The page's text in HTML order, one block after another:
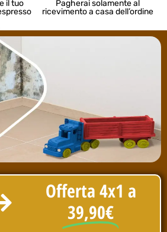
il tuo
Pagherai solamente al
ricevimento a casa dell’ordine
Offerta 4x1 a
39,90€